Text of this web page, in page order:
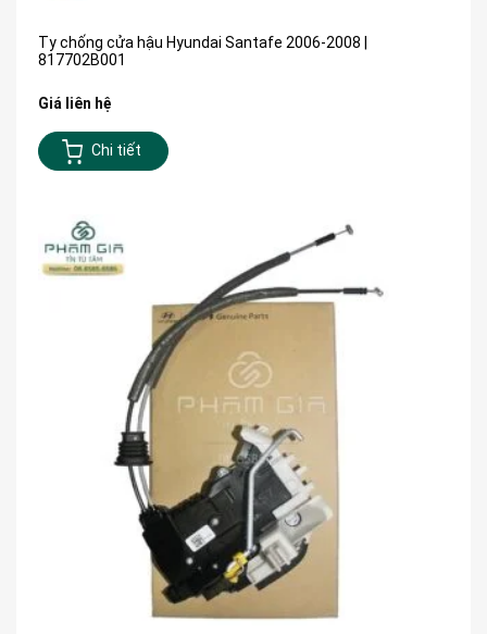
Ty chống cửa hậu Hyundai Santafe 2006-2008 |
817702B001
Giá liên hệ
Chi tiết